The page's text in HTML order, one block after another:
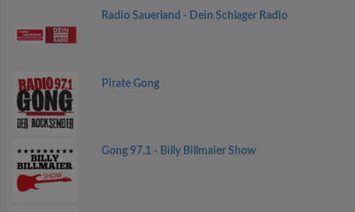
Radio Sauerland - Dein Schlager Radio
Pirate Gong
Gong 97.1 - Billy Billmaier Show